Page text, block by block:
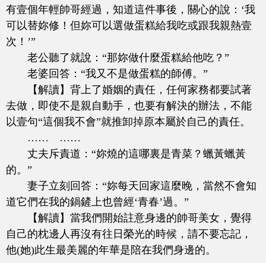
有壹個年輕帥哥經過，知道這件事後，關心的說：‘我
可以替妳修！但妳可以選做蛋糕給我吃或跟我親熱壹
次！’”
老公聽了就說：“那妳做什麼蛋糕給他吃？”
老婆回答：“我又不是做蛋糕的師傅。”
【解讀】背上了婚姻的責任，任何家務都要試著
去做，即使不是親自動手，也要有解決的辦法，不能
以壹句“這個我不會”就推卸掉原本屬於自己的責任。
…… ……
丈夫斥責道：“妳燒的這哪裏是青菜？蠟黃蠟黃
的。”
妻子立刻回答：“妳每天回家這麼晚，當然不會知
道它們在我的鍋鏟上也曾經‘青春’過。”
【解讀】當我們開始註意身邊的帥哥美女，覺得
自己的枕邊人再沒有往日榮光的時候，請不要忘記，
他(她)此生最美麗的年華是陪在我們身邊的。